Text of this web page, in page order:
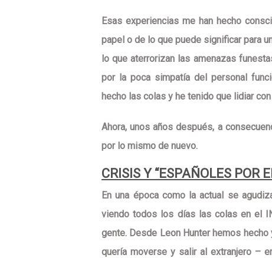
Esas experiencias me han hecho
papelo de lo que puede significar para
lo que aterrorizan las amenazas
por la poca simpatía del personal
hecho las colas y he tenido que lidiar
Ahora, unos años después, a
por lo mismo de nuevo.
CRISIS Y “ESPAÑOLES POR
En una época como la actual se
viendo todos los días las colas en el
gente. Desde Leon Hunter hemos hecho
quería moverse y salir al extranjero –